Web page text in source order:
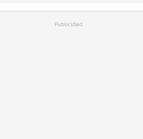
Publicidad